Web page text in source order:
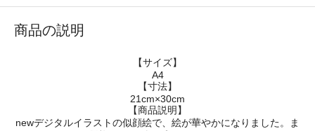
商品の説明
【サイズ】
A4
【寸法】
21cm×30cm
【商品説明】
newデジタルイラストの似顔絵で、絵が華やかになりました。ま